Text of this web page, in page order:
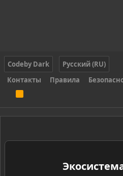
Codeby Dark
Русский (RU)
Контакты
Правила
S